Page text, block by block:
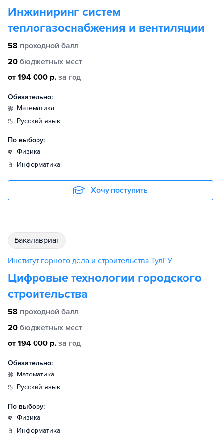
Инжиниринг систем
теплогазоснабжения и вентиляции
58 проходной балл
20 бюджетных мест
от 194 000 р. за год
Обязательно:
математика
русский язык
По выбору:
физика
информатика
Хочу поступить
бакалавриат
Институт горного дела и строительства ТулГУ
Цифровые технологии городского
строительства
58 проходной балл
20 бюджетных мест
от 194 000 р. за год
Обязательно:
математика
русский язык
По выбору:
физика
информатика